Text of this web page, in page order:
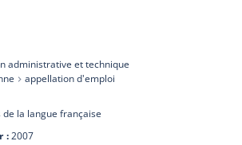
administrative et technique
appellation d'emploi
la langue française
2007